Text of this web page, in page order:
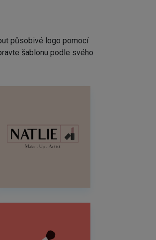
působivé logo pomocí
šablonu podle svého